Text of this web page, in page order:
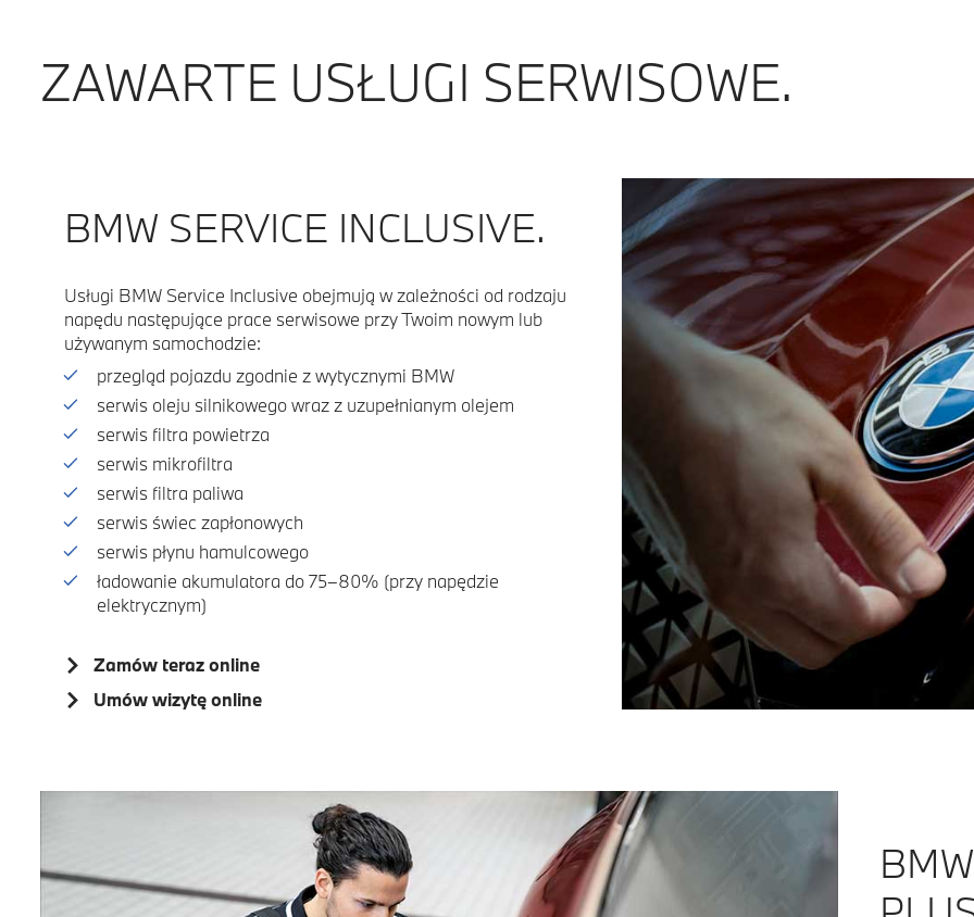
ZAWARTE USŁUGI SERWISOWE.
BMW SERVICE INCLUSIVE.
Usługi BMW Service Inclusive obejmują w zależności od rodzaju
napędu następujące prace serwisowe przy Twoim nowym lub
używanym samochodzie:
przegląd pojazdu zgodnie z wytycznymi BMW
serwis oleju silnikowego wraz z uzupełnianym olejem
serwis filtra powietrza
serwis mikrofiltra
serwis filtra paliwa
serwis świec zapłonowych
serwis płynu hamulcowego
ładowanie akumulatora do 75–80% (przy napędzie
elektrycznym)
Zamów teraz online
Umów wizytę online